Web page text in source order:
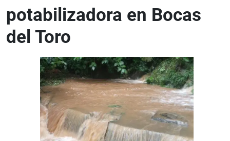
potabilizadora en Bocas
del Toro